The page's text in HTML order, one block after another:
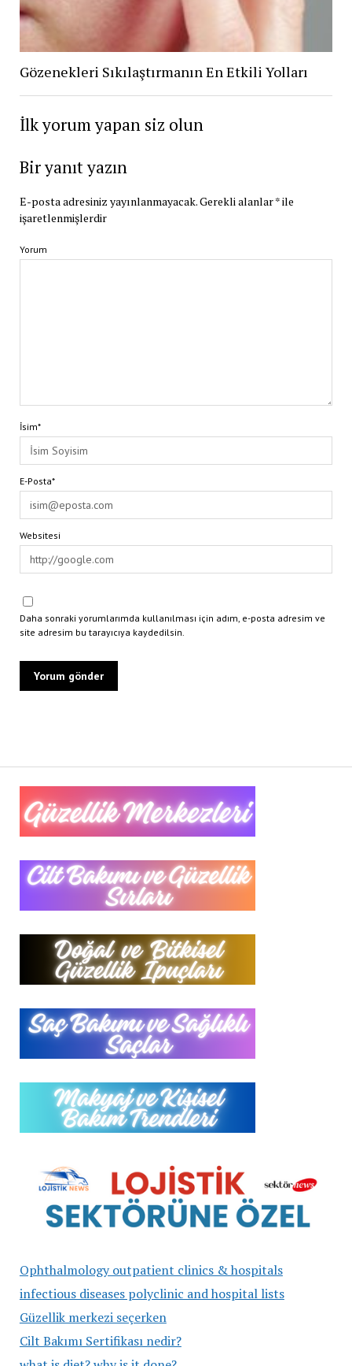
Ophthalmology outpatient clinics & hospitals
infectious diseases polyclinic and hospital lists
Güzellik merkezi seçerken
Cilt Bakımı Sertifikası nedir?
Gözenekleri Sıkılaştırmanın En Etkili Yolları
İlk yorum yapan siz olun
Bir yanıt yazın
E-posta adresiniz yayınlanmayacak.Gerekli alanlar*ile
işaretlenmişlerdir
Yorum
İsim*
E-Posta*
Websitesi
Daha sonraki yorumlarımda kullanılması için adım, e-posta adresim ve
site adresim bu tarayıcıya kaydedilsin.